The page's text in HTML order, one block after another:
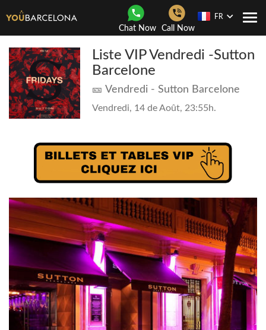
Chat Now Call Now
FR
Liste VIP Vendredi -Sutton
Barcelone
🎫 Vendredi - Sutton Barcelone
Vendredi, 14 de Août, 23:55h.